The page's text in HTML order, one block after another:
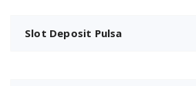
Slot Deposit Pulsa